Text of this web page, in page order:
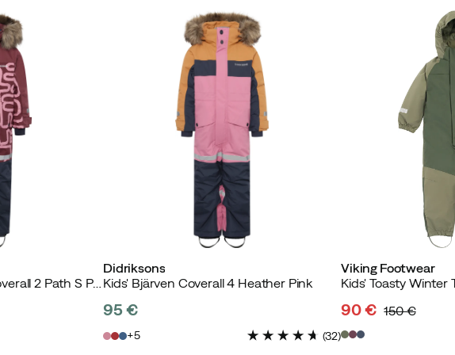
Kids' Bjärven Printed Coverall 2 Path S Pink
Didriksons
Kids' Bjärven Coverall 4 Heather Pink
95 €
5 (32)
Viking Footwear
Kids' Toasty Winter
discounted
price
90 €
original
price
150 €